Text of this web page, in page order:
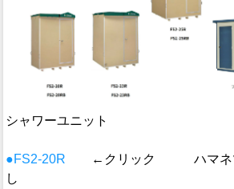
シャワーユニット
●FS2-20R
←クリック ハマネ
し